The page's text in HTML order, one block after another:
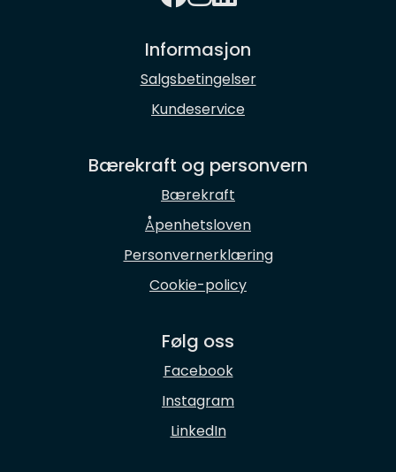
Informasjon
Salgsbetingelser
Kundeservice
Bærekraft og personvern
Bærekraft
Åpenhetsloven
Personvernerklæring
Cookie-policy
Følg oss
Facebook
Instagram
LinkedIn